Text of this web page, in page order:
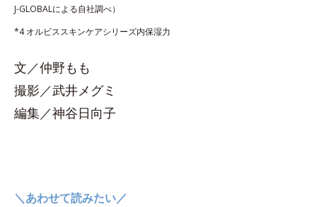
J-GLOBALによる自社調べ）
*4 オルビススキンケアシリーズ内保湿力
文／仲野もも
撮影／武井メグミ
編集／神谷日向子
＼あわせて読みたい／